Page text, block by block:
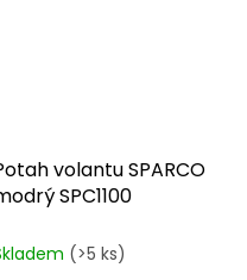
volantu SPARCO
SPC1100
(>5 ks)